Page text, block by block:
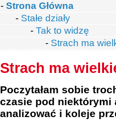
- Strona Główna
- Stałe działy
- Tak to widzę
- Strach ma
Strach ma
Poczytałam sobie
czasie pod niektórymi
analizować i koleje